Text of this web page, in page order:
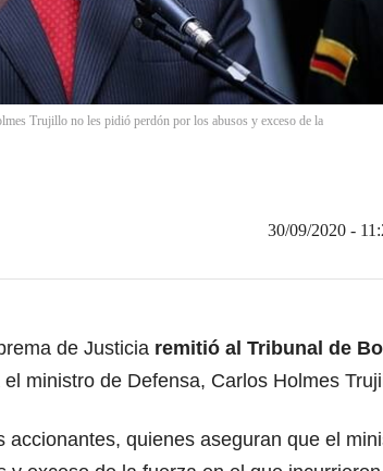
Trujillo no les pidió perdón por los abusos y exceso de la
30/09/2020 -
de Justicia remitió al Tribunal de
el ministro de Defensa, Carlos Holmes
accionantes, quienes aseguran que el